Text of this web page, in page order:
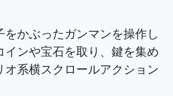
をかぶったガンマンを操作し
インや宝石を取り、鍵を集め
オ系横スクロールアクション